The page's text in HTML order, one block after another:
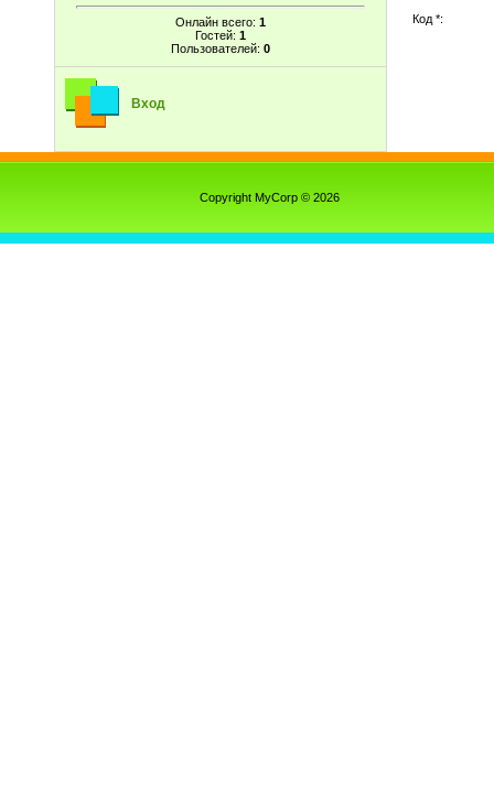
Онлайн всего: 1
Гостей: 1
Пользователей: 0
Вход
Код *:
Copyright MyCorp © 2026